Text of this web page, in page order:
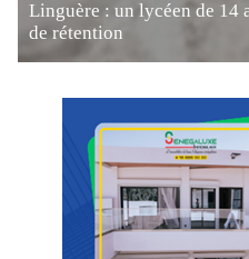
Linguère : un lycéen de 14
de rétention